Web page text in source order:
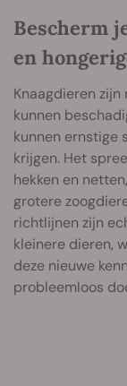
Bescherm
en
Knaagdieren
kunnen
kunnen ernstige
krijgen. Het
hekken en
grotere
richtlijnen zijn
kleinere dieren,
deze nieuwe
probleemloos